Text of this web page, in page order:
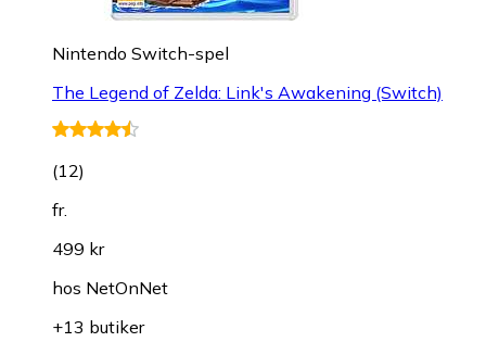
Nintendo Switch-spel
The Legend of Zelda: Link's Awakening (Switch)
(12)
fr.
499 kr
hos NetOnNet
+13 butiker